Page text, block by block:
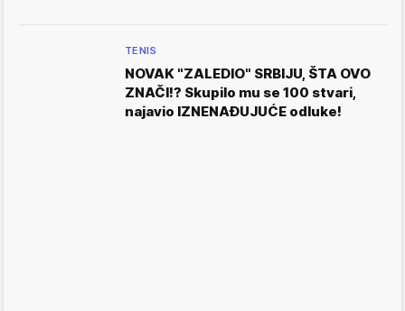
TENIS
NOVAK "ZALEDIO" SRBIJU, ŠTA OVO
ZNAČI!? Skupilo mu se 100 stvari,
najavio IZNENAĐUJUĆE odluke!